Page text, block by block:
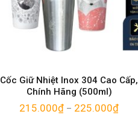
Cốc Giữ Nhiệt Inox 304 Cao Cấp,
Chính Hãng (500ml)
215.000₫ – 225.000₫